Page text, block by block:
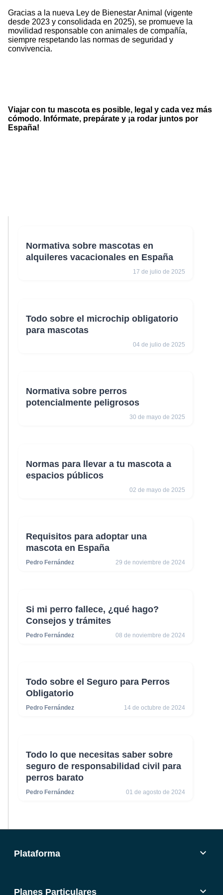
Gracias a la nueva Ley de Bienestar Animal (vigente
desde 2023 y consolidada en 2025), se promueve la
movilidad responsable con animales de compañía,
siempre respetando las normas de seguridad y
convivencia.
Viajar con tu mascota es posible, legal y cada vez más
cómodo. Infórmate, prepárate y ¡a rodar juntos por
España!
Normativa sobre mascotas en
alquileres vacacionales en España
17 de julio de 2025
Todo sobre el microchip obligatorio
para mascotas
04 de julio de 2025
Normativa sobre perros
potencialmente peligrosos
30 de mayo de 2025
Normas para llevar a tu mascota a
espacios públicos
02 de mayo de 2025
Requisitos para adoptar una
mascota en España
Pedro Fernández 29 de noviembre de 2024
Si mi perro fallece, ¿qué hago?
Consejos y trámites
Pedro Fernández 08 de noviembre de 2024
Todo sobre el Seguro para Perros
Obligatorio
Pedro Fernández 14 de octubre de 2024
Todo lo que necesitas saber sobre
seguro de responsabilidad civil para
perros barato
Pedro Fernández 01 de agosto de 2024
Plataforma
Petpass Tag
Planes Particulares